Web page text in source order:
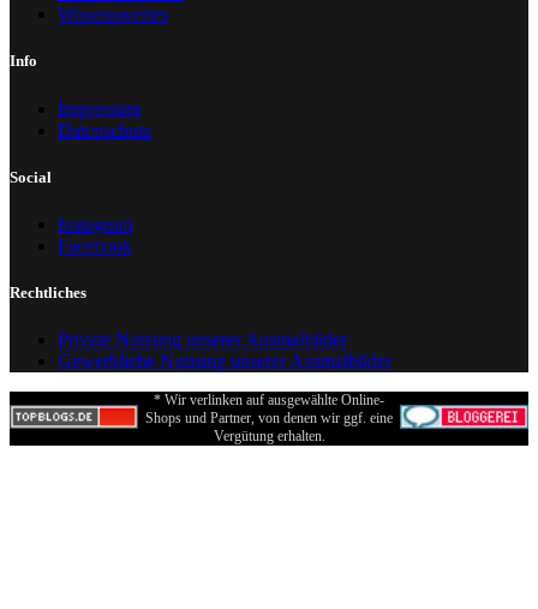
Wissenswertes
Info
Impressum
Datenschutz
Social
Instagram
Facebook
Rechtliches
Private Nutzung unserer Ausmalbilder
Gewerbliche Nutzung unserer Ausmalbilder
* Wir verlinken auf ausgewählte Online-
Shops und Partner, von denen wir ggf. eine
Vergütung erhalten.